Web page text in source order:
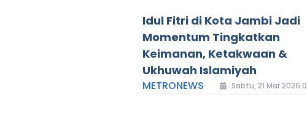
Idul Fitri di Kota Jambi Jadi
Momentum Tingkatkan
Keimanan, Ketakwaan &
Ukhuwah Islamiyah
METRONEWS Sabtu, 21 Mar 2026